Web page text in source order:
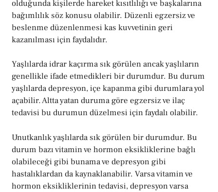
olduğunda kişilerde hareket kısıtlılığı ve başkalarına
bağımlılık söz konusu olabilir. Düzenli egzersiz ve
beslenme düzenlenmesi kas kuvvetinin geri
kazanılması için faydalıdır.
Yaşlılarda idrar kaçırma sık görülen ancak yaşlıların
genellikle ifade etmedikleri bir durumdur. Bu durum
yaşlılarda depresyon, içe kapanma gibi durumlara yol
açabilir. Altta yatan duruma göre egzersiz ve ilaç
tedavisi bu durumun düzelmesi için faydalı olabilir.
Unutkanlık yaşlılarda sık görülen bir durumdur. Bu
durum bazı vitamin ve hormon eksikliklerine bağlı
olabileceği gibi bunama ve depresyon gibi
hastalıklardan da kaynaklanabilir. Varsa vitamin ve
hormon eksikliklerinin tedavisi, depresyon varsa